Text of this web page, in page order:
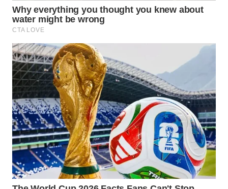
WN
MADURA
WN
SURABAYA
WN
NATUNA
WN
BINTAN
WN
MANDALIKA